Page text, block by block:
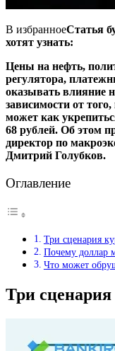
В избранноеСтатья
хотят узнать:
Цены на нефть,
регулятора,
оказывать влияние
зависимости от
может как
68 рублей. Об этом
директор по
Дмитрий Голубков.
Оглавление
Три сценария
Почему доллар
Что может
Три сценария